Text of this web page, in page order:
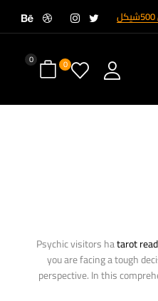
0
0
Psychic visitors hatarot
you are facing a tough
perspective. In this